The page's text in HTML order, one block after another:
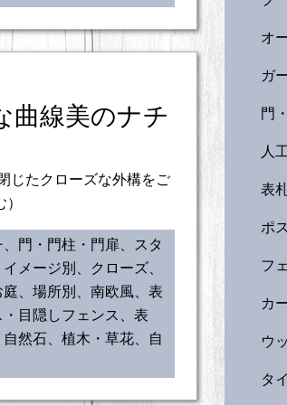
曲線美のナチ
じたクローズな外構をご
門・門柱・門扉、スタ
メージ別、クローズ、
、場所別、南欧風、表
目隠しフェンス、表
然石、植木・草花、自
オ
ガ
門
人
表
ポ
フ
カ
ウ
タ